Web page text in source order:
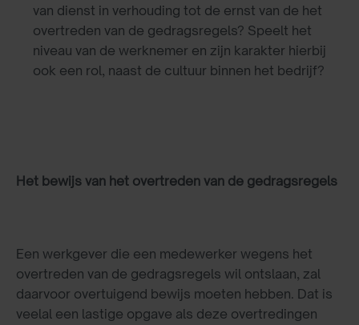
van dienst in verhouding tot de ernst van de het
overtreden van de gedragsregels? Speelt het
niveau van de werknemer en zijn karakter hierbij
ook een rol, naast de cultuur binnen het bedrijf?
Het bewijs van het overtreden van de gedragsregels
Een werkgever die een medewerker wegens het
overtreden van de gedragsregels wil ontslaan, zal
daarvoor overtuigend bewijs moeten hebben. Dat is
veelal een lastige opgave als deze overtredingen